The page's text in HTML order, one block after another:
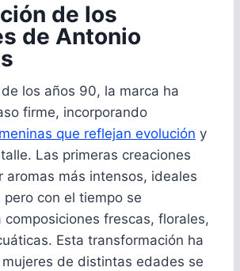
de los
de Antonio
los años 90, la marca ha
firme, incorporando
que reflejan evolución y
Las primeras creaciones
aromas más intensos, ideales
pero con el tiempo se
composiciones frescas, florales,
Esta transformación ha
de distintas edades se